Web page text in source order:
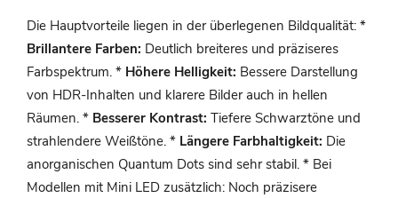
Die Hauptvorteile liegen in der überlegenen Bildqualität: *
Brillantere Farben: Deutlich breiteres und präziseres
Farbspektrum. * Höhere Helligkeit: Bessere Darstellung
von HDR-Inhalten und klarere Bilder auch in hellen
Räumen. * Besserer Kontrast: Tiefere Schwarztöne und
strahlendere Weißtöne. * Längere Farbhaltigkeit: Die
anorganischen Quantum Dots sind sehr stabil. * Bei
Modellen mit Mini LED zusätzlich: Noch präzisere